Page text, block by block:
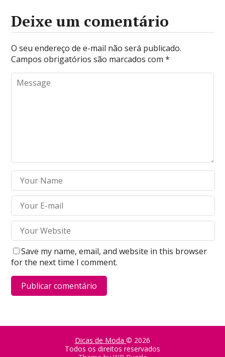
Deixe um comentário
O seu endereço de e-mail não será publicado.
Campos obrigatórios são marcados com*
Save my name, email, and website in this browser
for the next time I comment.
Dicas de Moda © 2026
Todos os direitos reservados